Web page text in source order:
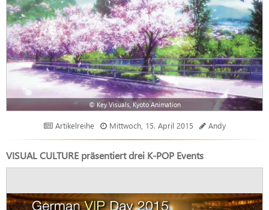
© Key Visuals, Kyoto Animation
Artikelreihe Mittwoch, 15. April 2015 Andy
VISUAL CULTURE präsentiert drei K-POP Events